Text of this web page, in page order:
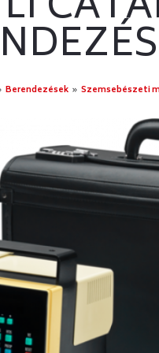
Berendezések » Szemsebészeti